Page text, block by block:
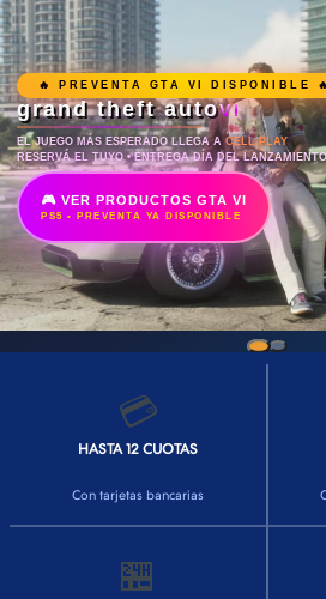
🔥 PREVENTA GTA VI DISPONIBLE 🔥
grand theft autoVI
EL JUEGO MÁS ESPERADO LLEGA A CELL PLAY
RESERVÁ EL TUYO • ENTREGA DÍA DEL LANZAMIENTO
🎮 VER PRODUCTOS GTA VI
PS5 • PREVENTA YA DISPONIBLE
💳
HASTA 12 CUOTAS
Con tarjetas bancarias
🏪